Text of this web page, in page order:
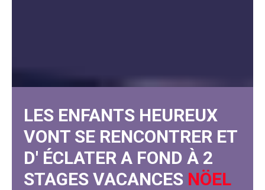
LES ENFANTS HEUREUX
VONT SE RENCONTRER ET
D' ÉCLATER A FOND À 2
STAGES VACANCES NÖEL